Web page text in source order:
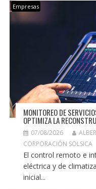
Empresas
MONITOREO DE
OPTIMIZA LA
07/08/2026
CORPORACIÓN SOLSICA
El control remoto e
eléctrica y de
inicial...